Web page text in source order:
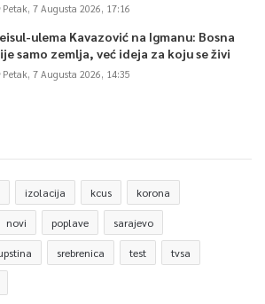
Petak, 7 Augusta 2026, 17:16
ulema Kavazović na Igmanu: Bosna
samo zemlja, već ideja za koju se živi
Petak, 7 Augusta 2026, 14:35
izolacija kcus korona
novi poplave sarajevo
srebrenica test tvsa